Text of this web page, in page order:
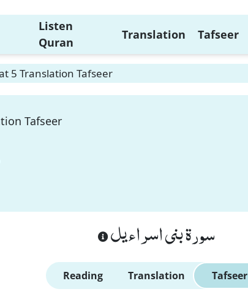
Listen
Quran
Translation Tafseer
5 Translation Tafseer
Tafseer
سورة بنى اسراءيل
Reading Translation Tafseer